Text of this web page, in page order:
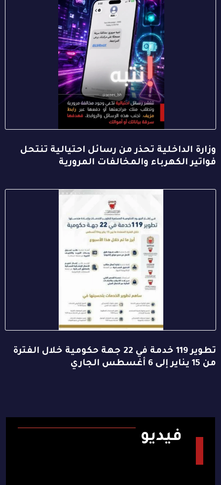
وزارة الداخلية تحذر من رسائل احتيالية تنتحل
فواتير الكهرباء والمخالفات المرورية
تطوير 119 خدمة في 22 جهة حكومية خلال الفترة
من 15 يناير إلى 6 أغسطس الجاري
فيديو